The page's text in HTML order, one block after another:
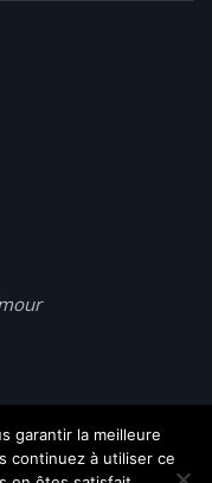
dans la maison de
et fan de Black
garantir la meilleure
continuez à utiliser ce